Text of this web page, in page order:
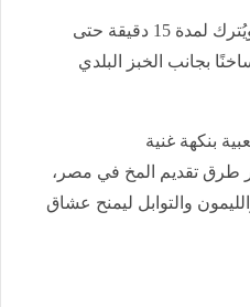
يُضاف المخ إلى الماء المغلي ويُترك لمدة 15 دقيقة حتى
بجانب الخبز البلدي
طرق تقديم المخ في مصر،
والتوابل ليمنح عشاق